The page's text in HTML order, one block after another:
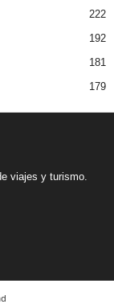
222
192
181
179
viajes y turismo.